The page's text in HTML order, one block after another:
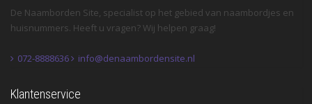
De Naamborden Site, specialist op het gebied van naambordjes en
huisnummers. Heeft u vragen? Wij helpen graag!
072-8888636 info@denaambordensite.nl
Klantenservice